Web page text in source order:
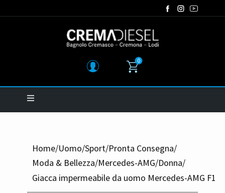
0
Home/Uomo/Sport/Pronta Consegna/
Moda & Bellezza/Mercedes-AMG/Donna/
Giacca impermeabile da uomo Mercedes-AMG F1